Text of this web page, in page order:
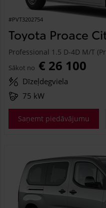
#PVT3202754
Toyota Proace
Professional 1.5 D-4D M/T
Sākot no € 26 100
Dīzeļdegviela
75 kW
Saņemt piedāvājumu